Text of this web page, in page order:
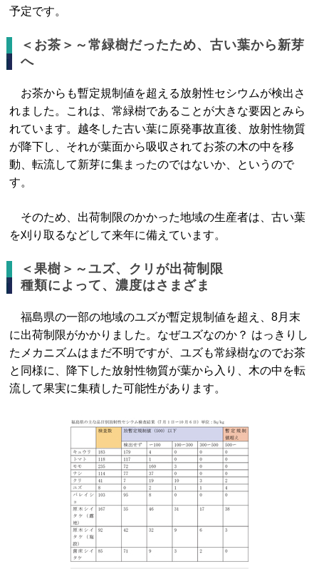
予定です。
＜お茶＞～常緑樹だったため、古い葉から新芽
へ
お茶からも暫定規制値を超える放射性セシウムが検出さ
れました。これは、常緑樹であることが大きな要因とみら
れています。越冬した古い葉に原発事故直後、放射性物質
が降下し、それが葉面から吸収されてお茶の木の中を移
動、転流して新芽に集まったのではないか、というので
す。
そのため、出荷制限のかかった地域の生産者は、古い葉
を刈り取るなどして来年に備えています。
＜果樹＞～ユズ、クリが出荷制限
種類によって、濃度はさまざま
福島県の一部の地域のユズが暫定規制値を超え、8月末
に出荷制限がかかりました。なぜユズなのか？ はっきりし
たメカニズムはまだ不明ですが、ユズも常緑樹なのでお茶
と同様に、降下した放射性物質が葉から入り、木の中を転
流して果実に集積した可能性があります。